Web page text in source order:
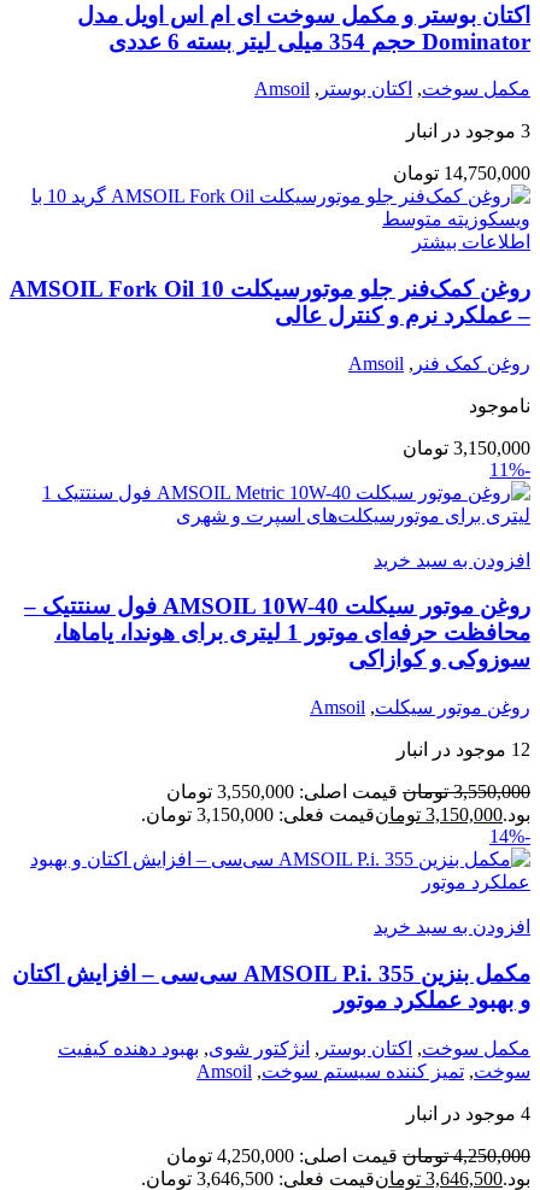
اکتان بوستر و مکمل سوخت ای ام اس اویل مدل
Dominator حجم 354 میلی لیتر بسته 6 عددی
مکمل سوخت, اکتان بوستر ,
Amsoil
3 موجود در انبار
14,750,000 تومان
اطلاعات بیشتر
روغن کمک‌فنر جلو موتورسیکلت AMSOIL Fork Oil 10
– عملکرد نرم و کنترل عالی
روغن کمک فنر ,
Amsoil
ناموجود
3,150,000 تومان
-11%
افزودن به سبد خرید
روغن موتور سیکلت AMSOIL 10W-40 فول سنتتیک –
محافظت حرفه‌ای موتور 1 لیتری برای هوندا، یاماها،
سوزوکی و کوازاکی
روغن موتور سیکلت,
Amsoil
12 موجود در انبار
3,550,000 تومان
قیمت اصلی: 3,550,000 تومان
بود.3,150,000 تومانقیمت فعلی: 3,150,000 تومان.
-14%
افزودن به سبد خرید
مکمل بنزین AMSOIL P.i. 355 سی‌سی – افزایش اکتان
و بهبود عملکرد موتور
مکمل سوخت, اکتان بوستر , انژکتور شوی, بهبود دهنده کیفیت
سوخت, تمیز کننده سیستم سوخت,
Amsoil
4 موجود در انبار
4,250,000 تومان
قیمت اصلی: 4,250,000 تومان
بود.3,646,500 تومانقیمت فعلی: 3,646,500 تومان.